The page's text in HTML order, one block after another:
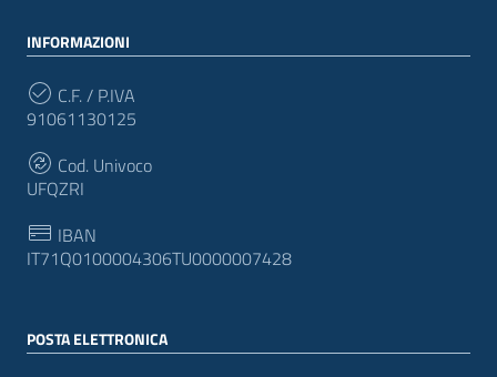
INFORMAZIONI
C.F. / P.IVA
91061130125
Cod. Univoco
UFQZRI
IBAN
IT71Q0100004306TU0000007428
POSTA ELETTRONICA